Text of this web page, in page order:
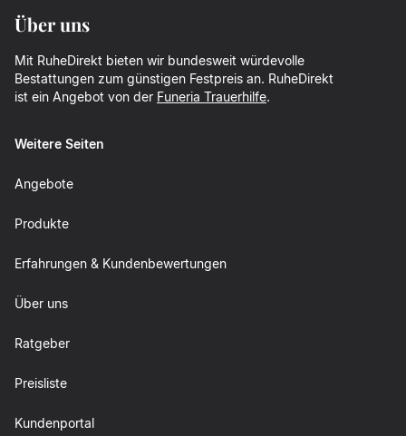
Über uns
Mit RuheDirekt bieten wir bundesweit würdevolle
Bestattungen zum günstigen Festpreis an. RuheDirekt
ist ein Angebot von der Funeria Trauerhilfe.
Weitere Seiten
Angebote
Produkte
Erfahrungen & Kundenbewertungen
Über uns
Ratgeber
Preisliste
Kundenportal